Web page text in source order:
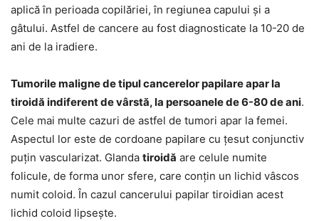
aplică în perioada copilăriei, în regiunea capului și a
gâtului. Astfel de cancere au fost diagnosticate la 10-20 de
ani de la iradiere.
Tumorile maligne de tipul cancerelor papilare apar la
tiroidă indiferent de vârstă, la persoanele de 6-80 de ani.
Cele mai multe cazuri de astfel de tumori apar la femei.
Aspectul lor este de cordoane papilare cu țesut conjunctiv
puțin vascularizat. Glanda tiroidă are celule numite
folicule, de forma unor sfere, care conțin un lichid vâscos
numit coloid. În cazul cancerului papilar tiroidian acest
lichid coloid lipsește.